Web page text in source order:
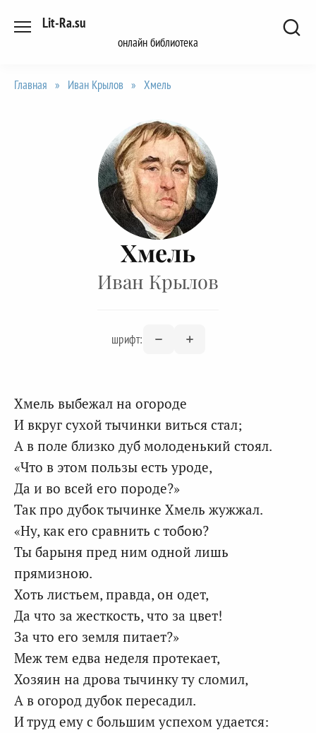
Lit-Ra.su
онлайн библиотека
Главная » Иван Крылов » Хмель
Хмель
Иван Крылов
шрифт:
Хмель выбежал на огороде
И вкруг сухой тычинки виться стал;
А в поле близко дуб молоденький стоял.
«Что в этом пользы есть уроде,
Да и во всей его породе?»
Так про дубок тычинке Хмель жужжал.
«Ну, как его сравнить с тобою?
Ты барыня пред ним одной лишь
прямизною.
Хоть листьем, правда, он одет,
Да что за жесткость, что за цвет!
За что его земля питает?»
Меж тем едва неделя протекает,
Хозяин на дрова тычинку ту сломил,
А в огород дубок пересадил.
И труд ему с большим успехом удается: